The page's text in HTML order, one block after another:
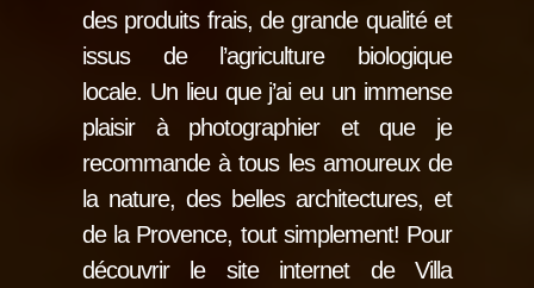
des produits frais, de grande qualité et
issus de l’agriculture biologique
locale. Un lieu que j’ai eu un immense
plaisir à photographier et que je
recommande à tous les amoureux de
la nature, des belles architectures, et
de la Provence, tout simplement! Pour
découvrir le site internet de Villa